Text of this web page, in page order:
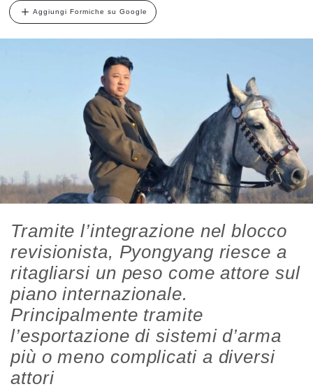
Aggiungi Formiche su Google
Tramite l’integrazione nel blocco
revisionista, Pyongyang riesce a
ritagliarsi un peso come attore sul
piano internazionale.
Principalmente tramite
l’esportazione di sistemi d’arma
più o meno complicati a diversi
attori